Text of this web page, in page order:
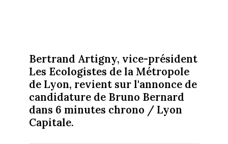
Bertrand Artigny, vice-président
Les Ecologistes de la Métropole
de Lyon, revient sur l'annonce de
candidature de Bruno Bernard
dans 6 minutes chrono / Lyon
Capitale.